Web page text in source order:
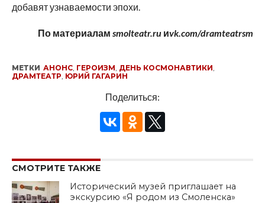
добавят узнаваемости эпохи.
По материаламsmolteatr.ru иvk.com/dramteatrsm
МЕТКИ АНОНС, ГЕРОИЗМ ДЕНЬ КОСМОНАВТИКИ
ДРАМТЕАТР ЮРИЙ ГАГАРИН
Поделиться:
СМОТРИТЕ ТАКЖЕ
Исторический музей приглашает на
экскурсию «Я родом из Смоленска»